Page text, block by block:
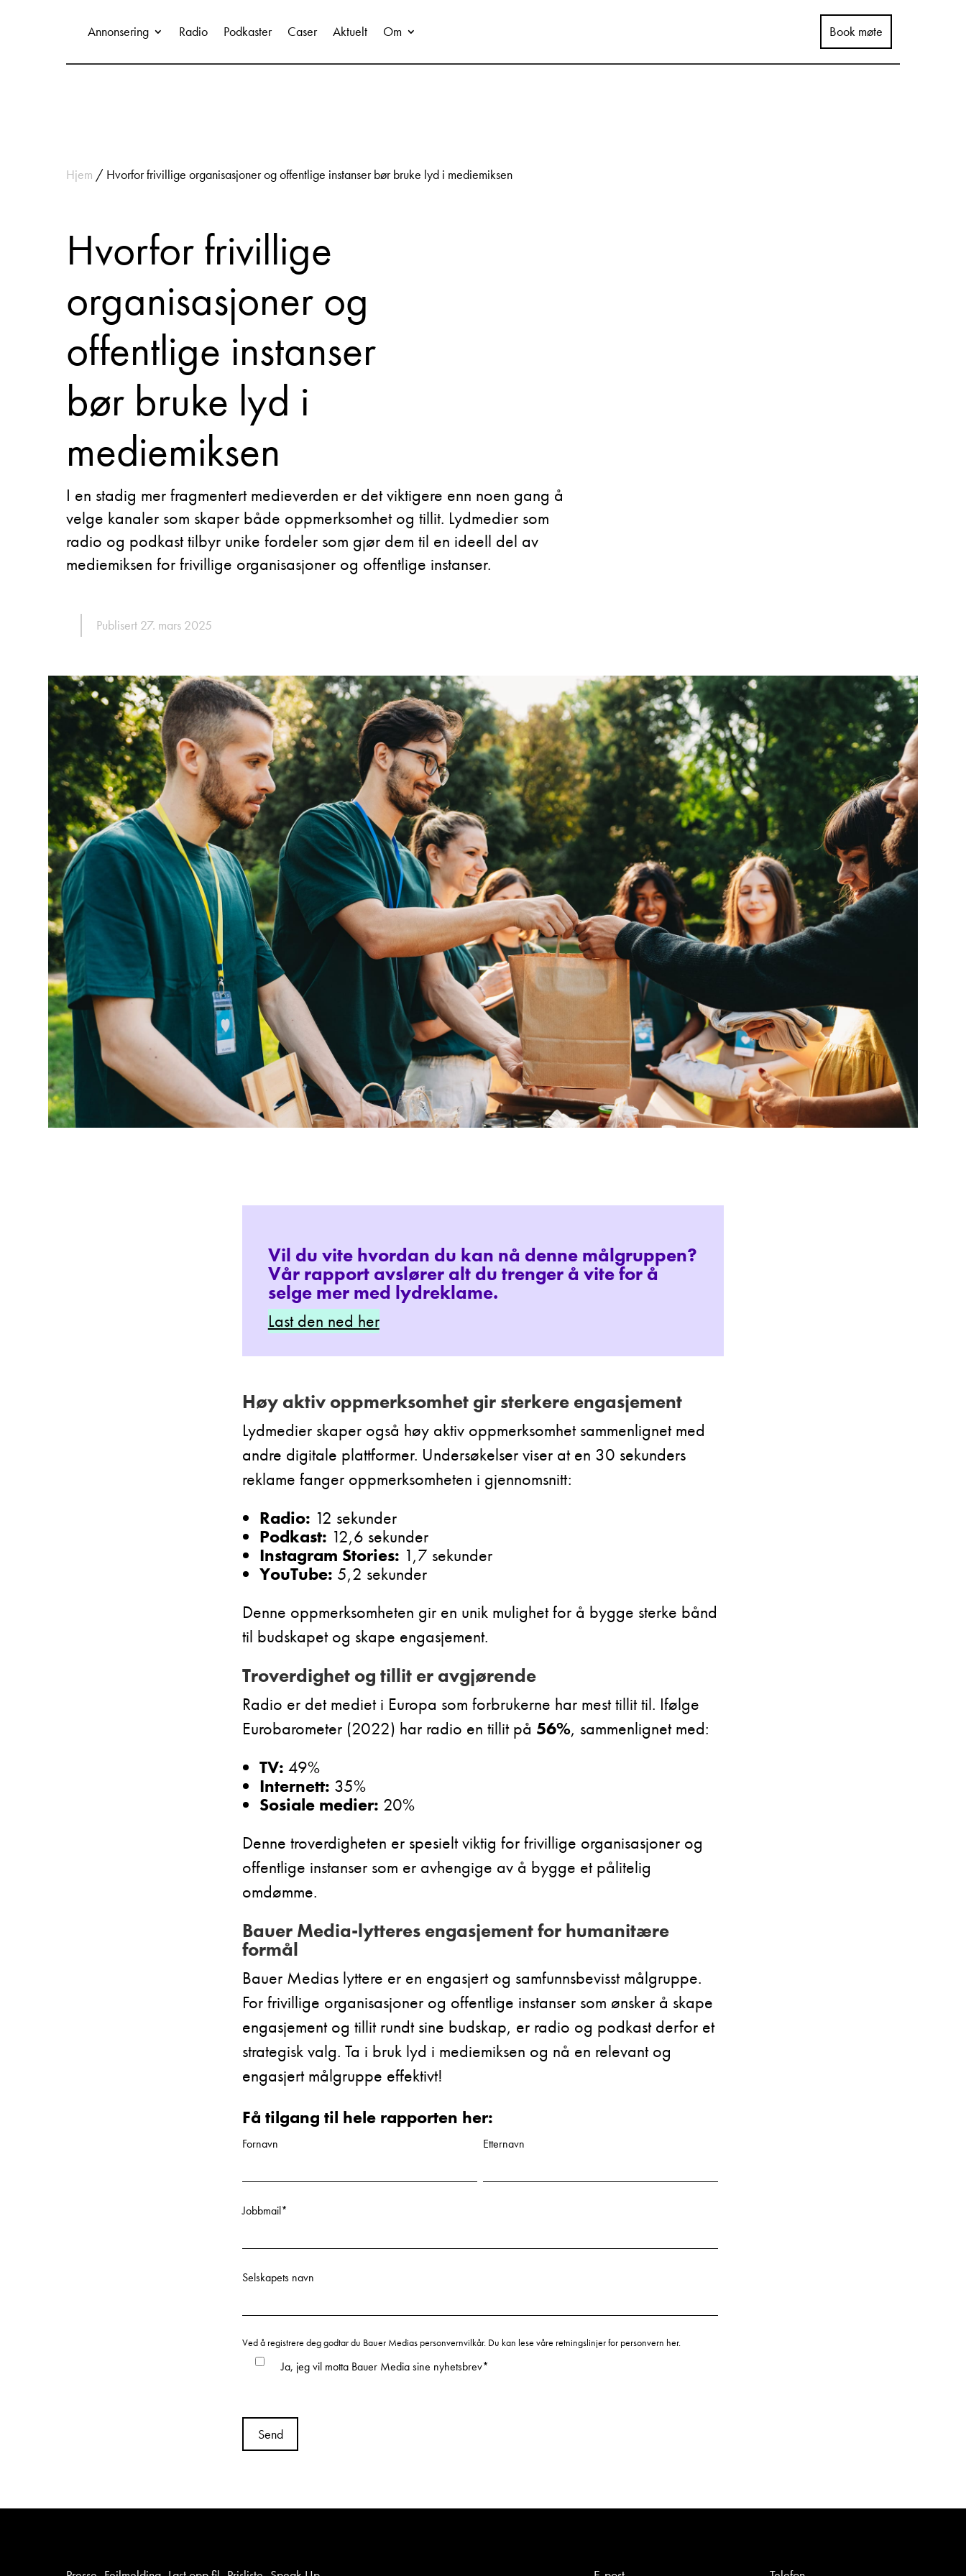
Annonsering Radio Podkaster Caser Aktuelt Om Book møte
Hjem / Hvorfor frivillige organisasjoner og offentlige instanser bør bruke lyd i mediemiksen
Hvorfor frivillige
organisasjoner og
offentlige instanser
bør bruke lyd i
mediemiksen
I en stadig mer fragmentert medieverden er det viktigere enn noen gang å
velge kanaler som skaper både oppmerksomhet og tillit. Lydmedier som
radio og podkast tilbyr unike fordeler som gjør dem til en ideell del av
mediemiksen for frivillige organisasjoner og offentlige instanser.
Publisert 27. mars 2025
Vil du vite hvordan du kan nå denne målgruppen?
Vår rapport avslører alt du trenger å vite for å
selge mer med lydreklame.
Last den ned her
Høy aktiv oppmerksomhet gir sterkere engasjement
Lydmedier skaper også høy aktiv oppmerksomhet sammenlignet med
andre digitale plattformer. Undersøkelser viser at en 30 sekunders
reklame fanger oppmerksomheten i gjennomsnitt:
Radio: 12 sekunder
Podkast: 12,6 sekunder
Instagram Stories: 1,7 sekunder
YouTube: 5,2 sekunder
Denne oppmerksomheten gir en unik mulighet for å bygge sterke bånd
til budskapet og skape engasjement.
Troverdighet og tillit er avgjørende
Radio er det mediet i Europa som forbrukerne har mest tillit til. Ifølge
Eurobarometer (2022) har radio en tillit på 56%, sammenlignet med:
TV: 49%
Internett: 35%
Sosiale medier: 20%
Denne troverdigheten er spesielt viktig for frivillige organisasjoner og
offentlige instanser som er avhengige av å bygge et pålitelig
omdømme.
Bauer Media-lytteres engasjement for humanitære
formål
Bauer Medias lyttere er en engasjert og samfunnsbevisst målgruppe.
For frivillige organisasjoner og offentlige instanser som ønsker å skape
engasjement og tillit rundt sine budskap, er radio og podkast derfor et
strategisk valg. Ta i bruk lyd i mediemiksen og nå en relevant og
engasjert målgruppe effektivt!
Få tilgang til hele rapporten her:
Fornavn Etternavn
Jobbmail*
Selskapets navn
Ved å registrere deg godtar du Bauer Medias personvernvilkår. Du kan lese våre retningslinjer for personvern her.
Ja, jeg vil motta Bauer Media sine nyhetsbrev*